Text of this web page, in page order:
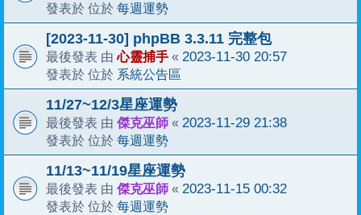
發表於 位於 每週運勢
[2023-11-30] phpBB 3.3.11 完整包
最後發表 由心靈捕手 « 2023-11-30 20:57
發表於 位於 系統公告區
11/27~12/3星座運勢
最後發表 由 傑克巫師 « 2023-11-29 21:38
發表於 位於 每週運勢
11/13~11/19星座運勢
最後發表 由 傑克巫師 « 2023-11-15 00:32
發表於 位於 每週運勢